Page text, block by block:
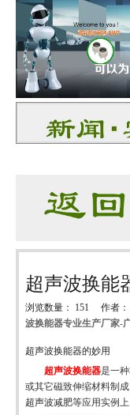
超声波换能
浏览数量： 151 作者：
波换能器专业生产厂家-
超声波换能器的妙用
超声波换能器是一
或其它磁致伸缩材料制
超声波减肥等应用实例上